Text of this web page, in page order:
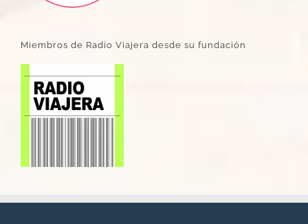
Miembros de Radio Viajera desde su fundación